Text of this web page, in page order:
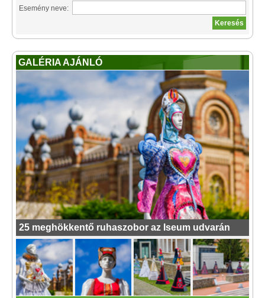
Esemény neve:
GALÉRIA AJÁNLÓ
25 meghökkentő ruhaszobor az Iseum udvarán